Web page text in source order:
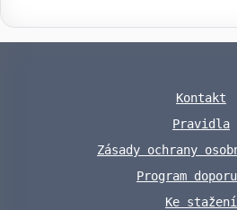
Kontakt
Pravidla
Zásady ochrany
Program
Ke stažení